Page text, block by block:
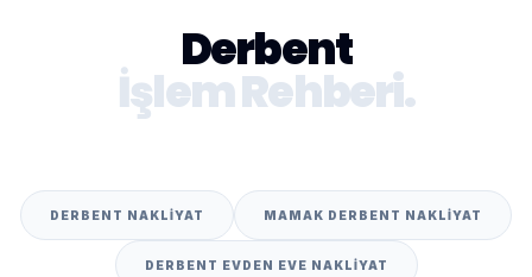
Derbent
İşlem Rehberi.
DERBENT NAKLIYAT MAMAK DERBENT NAKLIYAT
DERBENT EVDEN EVE NAKLIYAT